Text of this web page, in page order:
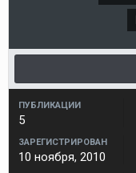
ПУБЛИКАЦИИ
5
ЗАРЕГИСТРИРОВАН
10 ноября, 2010